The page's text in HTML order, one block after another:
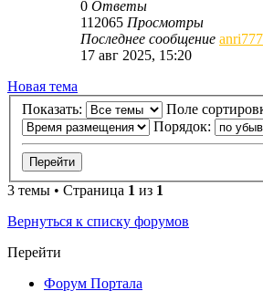
0 Ответы
112065 Просмотры
Последнее сообщение anri777
17 авг 2025, 15:20
Новая тема
Показать:
Поле
Порядок:
3 темы • Страница 1 из 1
Вернуться к списку форумов
Перейти
Форум Портала